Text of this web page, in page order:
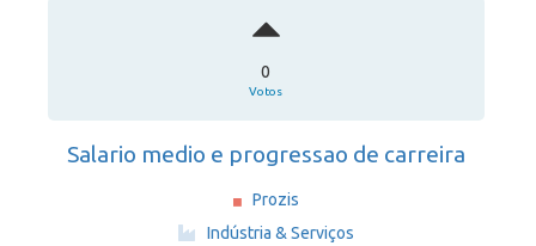
0
Votos
Salario medio e progressao de carreira
Prozis
Indústria & Serviços